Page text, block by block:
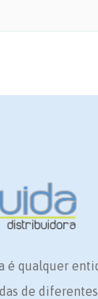
é qualquer
de